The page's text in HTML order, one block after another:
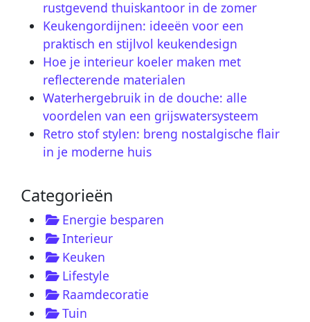
rustgevend thuiskantoor in de zomer
Keukengordijnen: ideeën voor een
praktisch en stijlvol keukendesign
Hoe je interieur koeler maken met
reflecterende materialen
Waterhergebruik in de douche: alle
voordelen van een grijswatersysteem
Retro stof stylen: breng nostalgische flair
in je moderne huis
Categorieën
Energie besparen
Interieur
Keuken
Lifestyle
Raamdecoratie
Tuin